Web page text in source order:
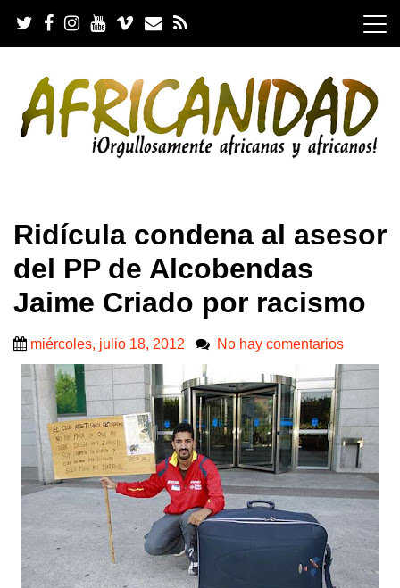
i
Ridícula condena al asesor
del PP de Alcobendas
Jaime Criado por racismo
miércoles, julio 18, 2012 No hay comentarios